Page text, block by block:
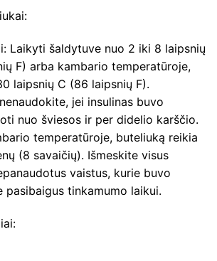
Laikyti šaldytuve nuo 2 iki 8 laipsnių
F) arba kambario temperatūroje,
laipsnių C (86 laipsnių F).
jei insulinas buvo
nuo šviesos ir per didelio karščio.
temperatūroje, buteliuką reikia
(8 savaičių). Išmeskite visus
vaistus, kurie buvo
pasibaigus tinkamumo laikui.